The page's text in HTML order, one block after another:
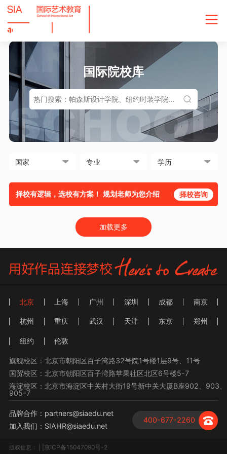
国际院校库
择校有逻辑，选校有方案！ 规划老师为您介绍 择校咨询
加载更多
北京 上海 广州 深圳 成都 南京
杭州 重庆 武汉 天津 东京 郑州
纽约 伦敦
旗舰校区：北京市朝阳区百子湾路32号院1号楼1层9号、11号
国贸校区：北京市朝阳区百子湾路苹果社区北区6号楼5-7
海淀校区：北京市海淀区中关村大街19号新中关大厦B座902、903、
905-7
400-677-2260
品牌合作：partners@siaedu.net
加入我们：SIAHR@siaedu.net
版权信息： | |京ICP备15047090号-2